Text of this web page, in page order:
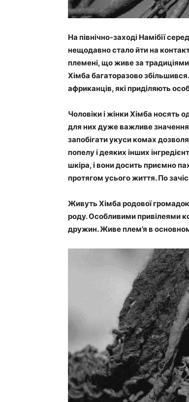
На північно-заході Намібії
нещодавно стало йти на
племені, що живе за традиціями
Хімба багаторазово
африканців, які приділяють
Чоловіки і жінки Хімба носять
для них дуже важливе
запобігати укуси комах
попелу і деяких інших
шкіра, і вони досить приємно
протягом усього життя. По
Живуть Хімба родової
роду. Особливими привілеями
дружин. Живе плем’я в